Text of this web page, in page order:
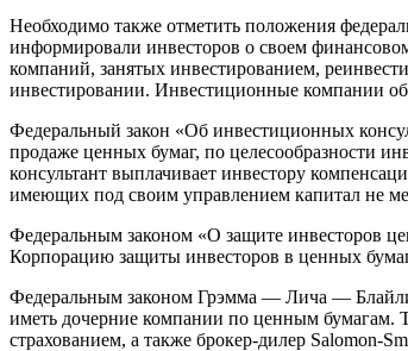
Необходимо также отметить положения
информировали инвесторов о своем
компаний, занятых инвестированием,
инвестировании. Инвестиционные компании
Федеральный закон «Об инвестиционных
продаже ценных бумаг, по целесообразности
консультант выплачивает инвестору
имеющих под своим управлением капитал не
Федеральным законом «О защите инвесторов
Корпорацию защиты инвесторов в ценных
Федеральным законом Грэмма — Лича —
иметь дочерние компании по ценным бумагам.
страхованием, а также брокер-дилер